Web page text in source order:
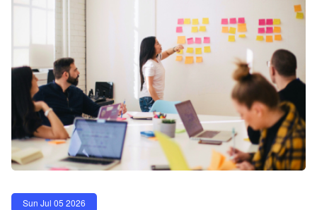
Sun Jul 05 2026